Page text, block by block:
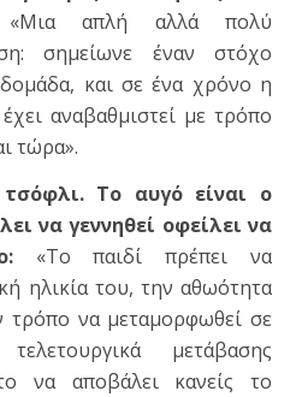
απλή αλλά πολύ
σημείωνε έναν στόχο
και σε ένα χρόνο η
αναβαθμιστεί με τρόπο
τώρα».
Το αυγό είναι ο
να γεννηθεί οφείλει να
«Το παιδί πρέπει να
ηλικία του, την αθωότητα
να μεταμορφωθεί σε
μετάβασης
να αποβάλει κανείς το